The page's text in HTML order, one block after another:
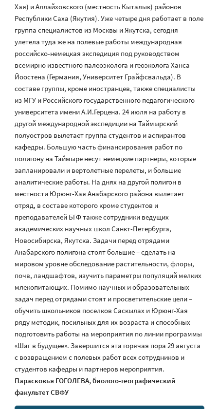
Хая) и Аллайховского (местность Кыталык) районов
Республики Саха (Якутия). Уже четыре дня работает в поле
группа специалистов из Москвы и Якутска, сегодня
улетела туда же на полевые работы международная
российско-немецкая экспедиция под руководством
всемирно известного палеоэколога и геоэколога Ханса
Йоостена (Германия, Университет Грайфсвальда). В
составе группы, кроме иностранцев, также специалисты
из МГУ и Российского государственного педагогического
университета имени А.И.Герцена. 24 июля на работу в
другой международной экспедиции на Таймырский
полуостров вылетает группа студентов и аспирантов
кафедры. Большую часть финансирования работ по
полигону на Таймыре несут немецкие партнеры, которые
запланировали и вертолетные перелеты, и большие
аналитические работы. На днях на другой полигон в
местности Юрюнг-Хая Анабарского района вылетает
отряд, в составе которого кроме студентов и
преподавателей БГФ также сотрудники ведущих
академических научных школ Санкт-Петербурга,
Новосибирска, Якутска. Задачи перед отрядами
Анабарского полигона стоят большие – сделать на
мировом уровне обследование растительности, флоры,
почв, ландшафтов, изучить параметры популяций мелких
млекопитающих. Помимо научных и образовательных
задач перед отрядами стоят и просветительские цели –
обучить школьников поселков Саскылах и Юрюнг-Хая
ряду методик, посильных для их возраста и способных
подготовить работы на мероприятия по линии программы
«Шаг в будущее». Завершится эта горячая пора 29 августа
с возвращением с полевых работ всех сотрудников и
студентов кафедры и партнеров мероприятия.
Парасковья ГОГОЛЕВА,биолого-географический
факультет СВФУ